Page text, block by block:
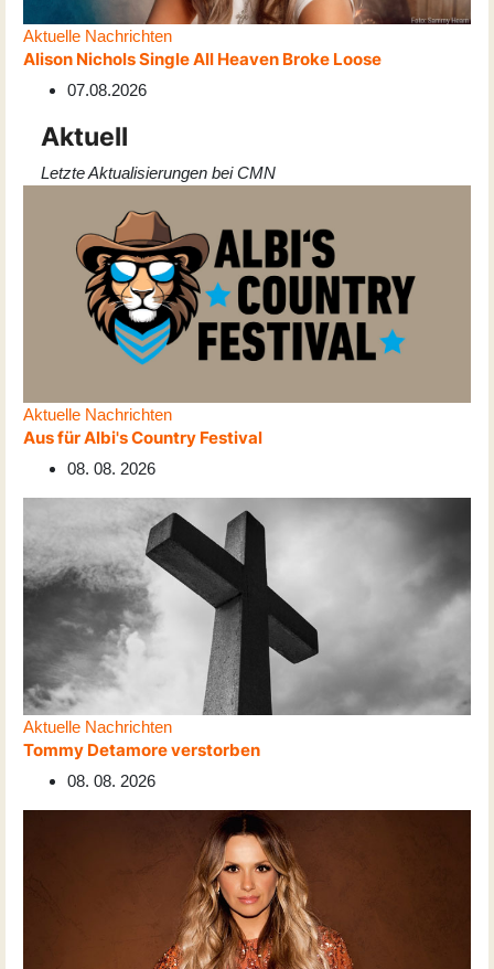
Aktuelle Nachrichten
Alison Nichols Single All Heaven Broke Loose
07.08.2026
Aktuell
Letzte Aktualisierungen bei CMN
Aktuelle Nachrichten
Aus für Albi's Country Festival
08. 08. 2026
Aktuelle Nachrichten
Tommy Detamore verstorben
08. 08. 2026